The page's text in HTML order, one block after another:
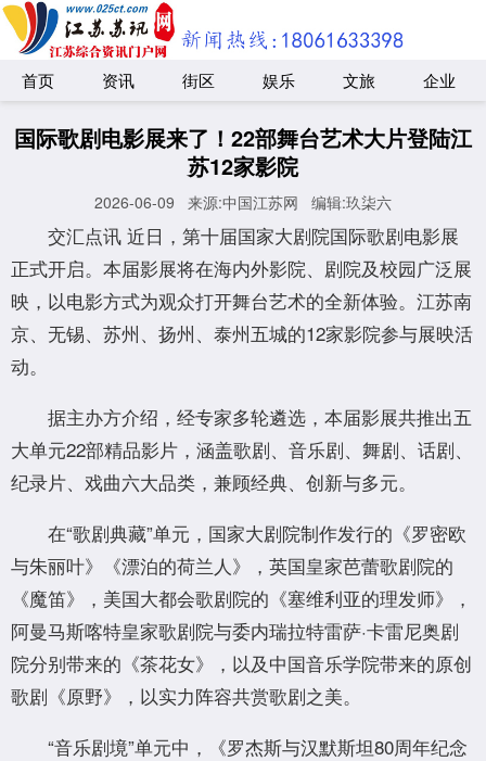
首页 资讯 街区 娱乐 文旅 企业
国际歌剧电影展来了！22部舞台艺术大片登陆江
苏12家影院
2026-06-09 来源:中国江苏网 编辑:玖柒六
交汇点讯 近日，第十届国家大剧院国际歌剧电影展
正式开启。本届影展将在海内外影院、剧院及校园广泛展
映，以电影方式为观众打开舞台艺术的全新体验。江苏南
京、无锡、苏州、扬州、泰州五城的12家影院参与展映活
动。
据主办方介绍，经专家多轮遴选，本届影展共推出五
大单元22部精品影片，涵盖歌剧、音乐剧、舞剧、话剧、
纪录片、戏曲六大品类，兼顾经典、创新与多元。
在“歌剧典藏”单元，国家大剧院制作发行的《罗密欧
与朱丽叶》《漂泊的荷兰人》，英国皇家芭蕾歌剧院的
《魔笛》，美国大都会歌剧院的《塞维利亚的理发师》，
阿曼马斯喀特皇家歌剧院与委内瑞拉特雷萨·卡雷尼奥剧
院分别带来的《茶花女》，以及中国音乐学院带来的原创
歌剧《原野》，以实力阵容共赏歌剧之美。
“音乐剧境”单元中，《罗杰斯与汉默斯坦80周年纪念